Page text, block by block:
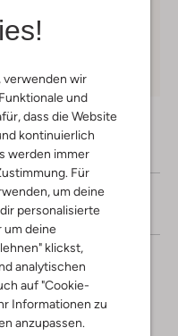
verwenden wir
und
dass die Website
kontinuierlich
werden immer
Für
um deine
personalisierte
um deine
klickst,
analytischen
auf "Cookie-
Informationen zu
anzupassen.